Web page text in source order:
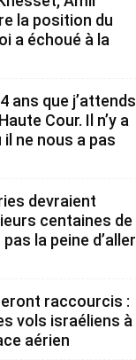
la position du
a échoué à la
ans que j’attends
Cour. Il n’y a
ne nous a pas
devraient
centaines de
la peine d’aller
raccourcis :
vols israéliens à
aérien